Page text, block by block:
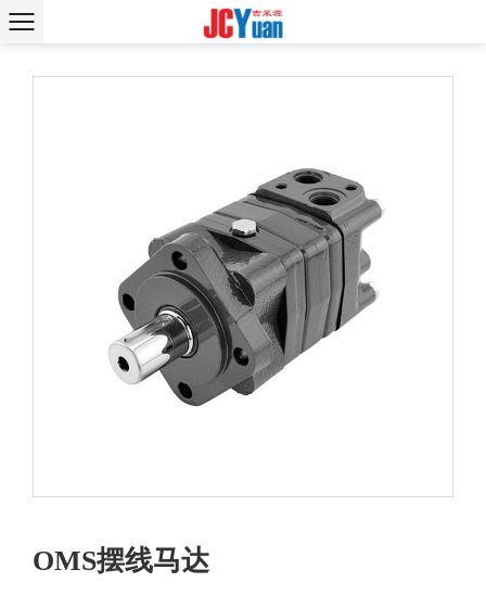
OMS摆线马达